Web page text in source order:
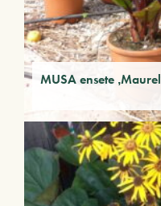
MUSA ensete